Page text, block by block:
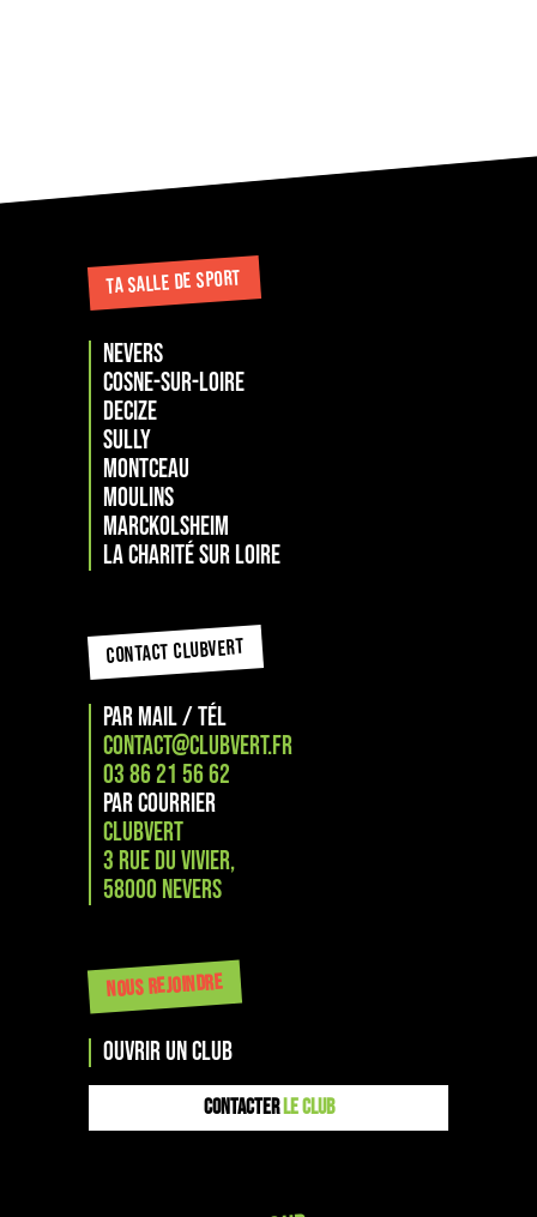
TA SALLE DE SPORT
NEVERS
COSNE-SUR-LOIRE
DECIZE
SULLY
MONTCEAU
MOULINS
Marckolsheim
La Charité sur loire
CONTACT CLUBVERT
PAR MAIL / TÉL
CONTACT@CLUBVERT.FR
03 86 21 56 62
PAR COURRIER
CLUBVERT
3 RUE DU VIVIER,
58000 NEVERS
NOUS REJOINDRE
OUVRIR UN CLUB
CONTACTERLE CLUB